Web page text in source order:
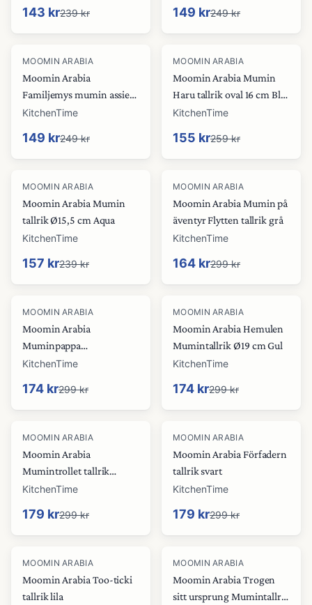
143 kr239 kr 149 kr249 kr
-40%
MOOMIN ARABIA
Moomin Arabia
Familjemys mumin assiett
Ø15 cm
KitchenTime
149 kr249 kr
-40%
MOOMIN ARABIA
Moomin Arabia Mumin
Haru tallrik oval 16 cm Blå-
vit
KitchenTime
155 kr259 kr
-34%
MOOMIN ARABIA
Moomin Arabia Mumin
tallrik Ø15,5 cm Aqua
KitchenTime
157 kr239 kr
-45%
MOOMIN ARABIA
Moomin Arabia Mumin på
äventyr Flytten tallrik grå
KitchenTime
164 kr299 kr
-42%
MOOMIN ARABIA
Moomin Arabia
Muminpappa
Mumintallrik Ø19 cm Grå
KitchenTime
174 kr299 kr
-42%
MOOMIN ARABIA
Moomin Arabia Hemulen
Mumintallrik Ø19 cm Gul
KitchenTime
174 kr299 kr
-40%
MOOMIN ARABIA
Moomin Arabia
Mumintrollet tallrik
Gräsgrön
KitchenTime
179 kr299 kr
-40%
MOOMIN ARABIA
Moomin Arabia Förfadern
tallrik svart
KitchenTime
179 kr299 kr
-40%
MOOMIN ARABIA
Moomin Arabia Too-ticki
tallrik lila
-40%
MOOMIN ARABIA
Moomin Arabia Trogen
sitt ursprung Mumintallrik